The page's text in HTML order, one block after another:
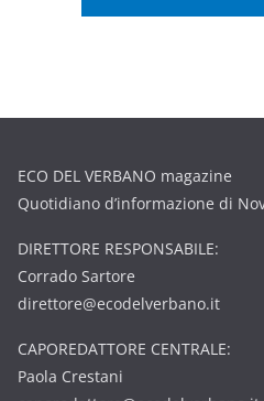
ECO DEL VERBANO magazine
Quotidiano d’informazione di
DIRETTORE RESPONSABILE:
Corrado Sartore
direttore@ecodelverbano.it
CAPOREDATTORE CENTRALE:
Paola Crestani